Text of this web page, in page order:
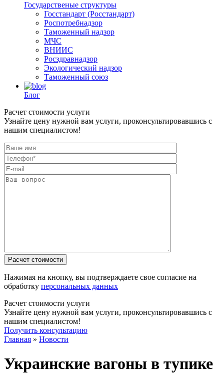
Государственые структуры
Госстандарт (Росстандарт)
Роспотребнадзор
Таможенный надзор
МЧС
ВНИИС
Росздравнадзор
Экологический надзор
Таможенный союз
Блог
Расчет стоимости услуги
Узнайте цену нужной вам услуги, проконсультировавшись с
нашим специалистом!
Нажимая на кнопку, вы подтверждаете свое согласие на
обработку персональных данных
Расчет стоимости услуги
Узнайте цену нужной вам услуги, проконсультировавшись с
нашим специалистом!
Получить консультацию
Главная » Новости
Украинские вагоны в тупике